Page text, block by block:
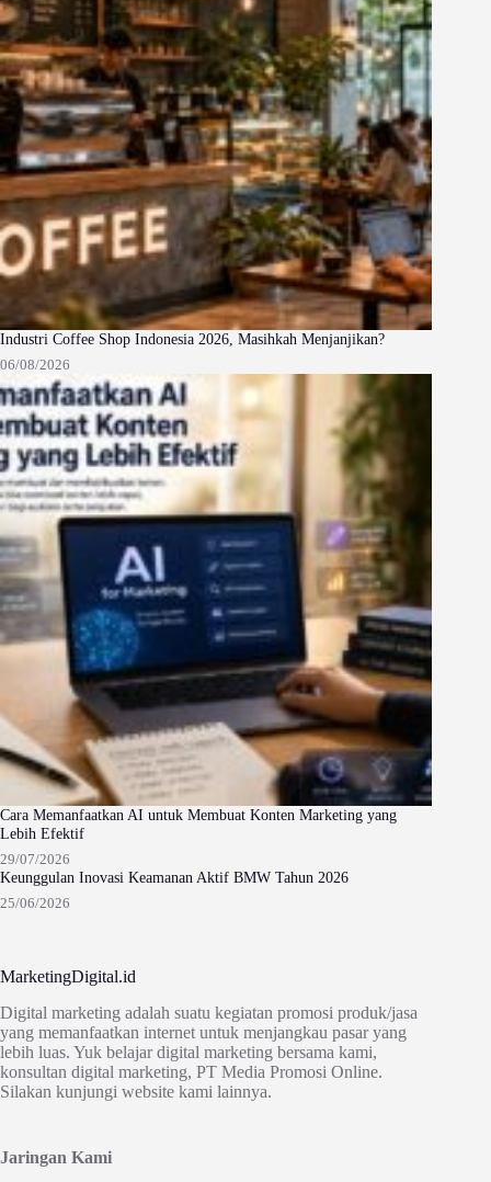
Industri Coffee Shop Indonesia 2026, Masihkah Menjanjikan?
06/08/2026
Cara Memanfaatkan AI untuk Membuat Konten Marketing yang
Lebih Efektif
29/07/2026
Keunggulan Inovasi Keamanan Aktif BMW Tahun 2026
25/06/2026
MarketingDigital.id
Digital marketing adalah suatu kegiatan promosi produk/jasa
yang memanfaatkan internet untuk menjangkau pasar yang
lebih luas. Yuk belajar digital marketing bersama kami,
konsultan digital marketing, PT Media Promosi Online.
Silakan kunjungi website kami lainnya.
Jaringan Kami